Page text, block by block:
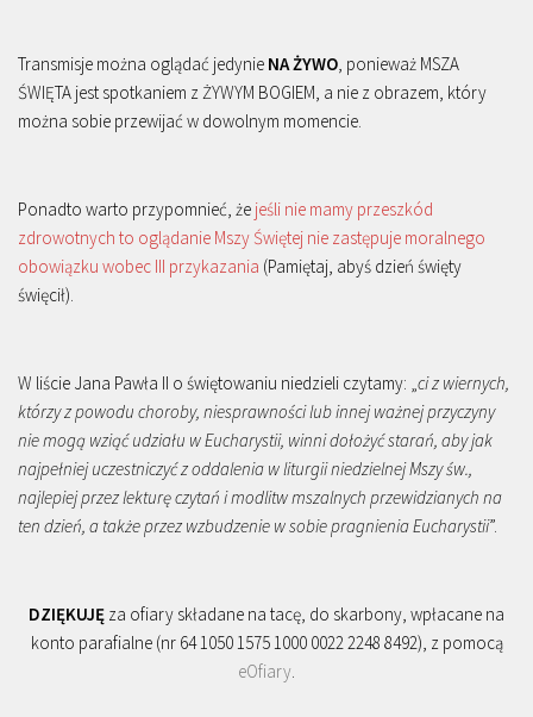
Transmisje można oglądać jedynie NA ŻYWO, ponieważ MSZA
ŚWIĘTA jest spotkaniem z ŻYWYM BOGIEM, a nie z obrazem, który
można sobie przewijać w dowolnym momencie.
Ponadto warto przypomnieć, że jeśli nie mamy przeszkód
zdrowotnych to oglądanie Mszy Świętej nie zastępuje moralnego
obowiązku wobec III przykazania (Pamiętaj, abyś dzień święty
święcił).
W liście Jana Pawła II o świętowaniu niedzieli czytamy: „ci z wiernych,
którzy z powodu choroby, niesprawności lub innej ważnej przyczyny
nie mogą wziąć udziału w Eucharystii, winni dołożyć starań, aby jak
najpełniej uczestniczyć z oddalenia w liturgii niedzielnej Mszy św.,
najlepiej przez lekturę czytań i modlitw mszalnych przewidzianych na
ten dzień, a także przez wzbudzenie w sobie pragnienia Eucharystii”.
DZIĘKUJĘ za ofiary składane na tacę, do skarbony, wpłacane na
konto parafialne (nr 64 1050 1575 1000 0022 2248 8492), z pomocą
eOfiary.